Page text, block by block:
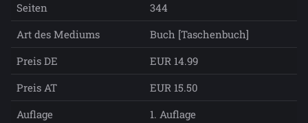
Seiten
344
Art des Mediums
Buch [Taschenbuch]
Preis DE
EUR 14.99
Preis AT
EUR 15.50
Auflage
1. Auflage